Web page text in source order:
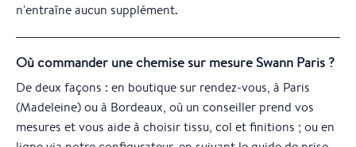
n'entraîne aucun supplément.
Où commander une chemise sur mesure Swann Paris ?
De deux façons : en boutique sur rendez-vous, à Paris
(Madeleine) ou à Bordeaux, où un conseiller prend vos
mesures et vous aide à choisir tissu, col et finitions ; ou en